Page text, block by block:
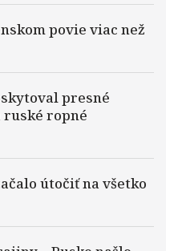
povie viac než
presné
ropné
útočiť na všetko